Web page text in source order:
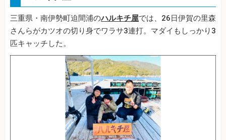
三重県・南伊勢町迫間浦のハルキチ屋では、26日伊賀の里森
さんらがカツオの切り身でワラサ3連打。マダイもしっかり3
匹キャッチした。